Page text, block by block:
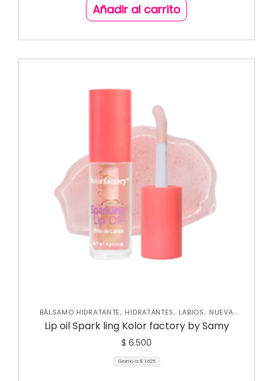
Añadir al carrito
BÁLSAMO HIDRATANTE, HIDRATANTES, LABIOS, NUEVA
COLECCIÓN
Lip oil Spark ling Kolor factory by Samy
$ 6.500
Gramo a: $ 1.625